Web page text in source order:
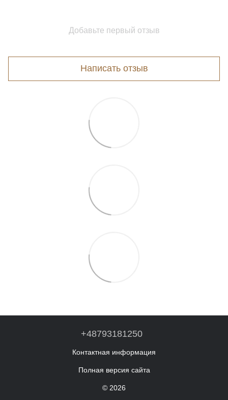
Добавьте первый отзыв
Написать отзыв
+48793181250
Контактная информация
Полная версия сайта
© 2026